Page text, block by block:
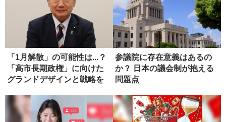
「1月解散」の可能性は...？
「高市長期政権」に向けた
グランドデザインと戦略を
参議院に存在意義はあるの
か？ 日本の議会制が抱える
問題点